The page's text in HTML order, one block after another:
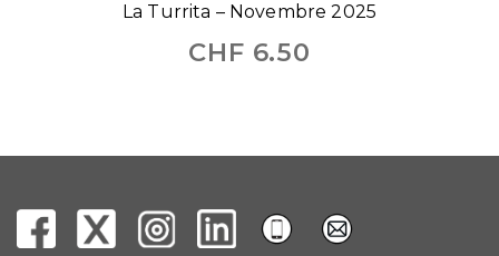
La Turrita – Novembre 2025
CHF 6.50